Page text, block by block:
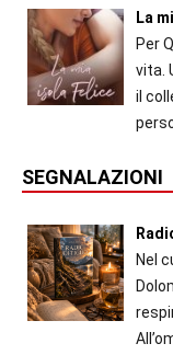
La
Per
vita.
il
SEGNALAZIONI
Nel